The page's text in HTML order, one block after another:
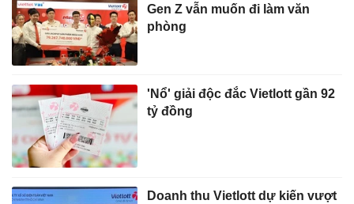
Gen Z vẫn muốn đi làm văn
phòng
'Nổ' giải độc đắc Vietlott gần 92
tỷ đồng
Doanh thu Vietlott dự kiến vượt